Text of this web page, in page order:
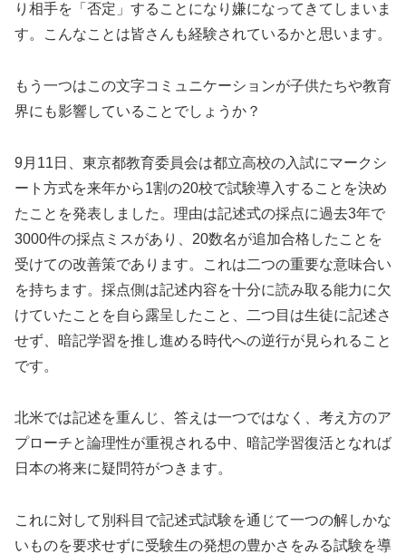
り相手を「否定」することになり嫌になってきてしまいま
す。こんなことは皆さんも経験されているかと思います。
もう一つはこの文字コミュニケーションが子供たちや教育
界にも影響していることでしょうか？
9月11日、東京都教育委員会は都立高校の入試にマークシ
ート方式を来年から1割の20校で試験導入することを決め
たことを発表しました。理由は記述式の採点に過去3年で
3000件の採点ミスがあり、20数名が追加合格したことを
受けての改善策であります。これは二つの重要な意味合い
を持ちます。採点側は記述内容を十分に読み取る能力に欠
けていたことを自ら露呈したこと、二つ目は生徒に記述さ
せず、暗記学習を推し進める時代への逆行が見られること
です。
北米では記述を重んじ、答えは一つではなく、考え方のア
プローチと論理性が重視される中、暗記学習復活となれば
日本の将来に疑問符がつきます。
これに対して別科目で記述式試験を通じて一つの解しかな
いものを要求せずに受験生の発想の豊かさをみる試験を導